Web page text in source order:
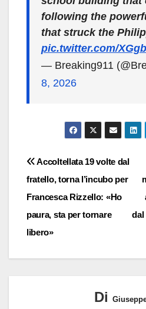
following the
that struck the
pic.twitter.com/
— Breaking911
8, 2026
Navigazione
articoli
dal
Accoltellata 19 volte dal
fratello, torna l’incubo per
Francesca Rizzello: «Ho
paura, sta per tornare
libero»
Di